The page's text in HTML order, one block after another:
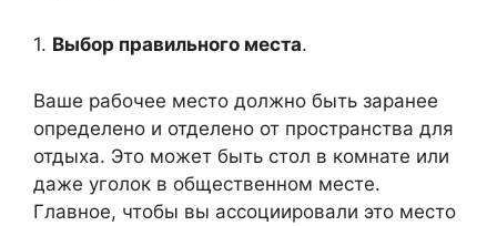
1. Выбор правильного места.
Ваше рабочее место должно быть заранее
определено и отделено от пространства для
отдыха. Это может быть стол в комнате или
даже уголок в общественном месте.
Главное, чтобы вы ассоциировали это место